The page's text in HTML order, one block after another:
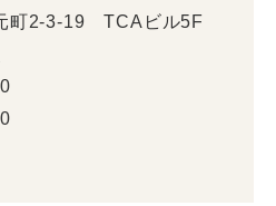
町2-3-19 TCAビル5F